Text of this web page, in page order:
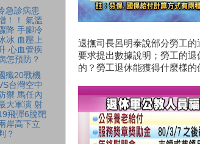
退撫司長呂明泰說部分勞工
要求提出數據說明；勞工的
的？勞工退休能獲得什麼樣的
急診病患
！！ 氣溫
降 手腳冷
冰 血壓上
心血管疾
怎預防？
殲20戰機
台灣空中
禦 馬任內
大軍演 射
飛彈6脫靶
岸高下立
？